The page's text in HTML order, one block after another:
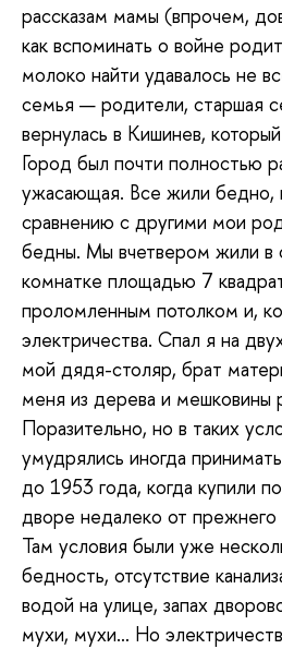
рассказам мамы (впрочем,
как вспоминать о войне
молоко найти удавалось не
семья — родители, старшая
вернулась в Кишинев,
Город был почти полностью
ужасающая. Все жили бедно,
сравнению с другими мои
бедны. Мы вчетвером жили в
комнатке площадью 7
проломленным потолком и,
электричества. Спал я на
мой дядя-столяр, брат
меня из дерева и мешковины
Поразительно, но в таких
умудрялись иногда
до 1953 года, когда купили
дворе недалеко от прежнего
Там условия были уже
бедность, отсутствие
водой на улице, запах
мухи, мухи… Но